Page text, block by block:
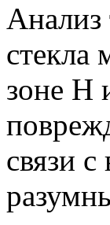
Анализ
стекла
зоне Н
связи